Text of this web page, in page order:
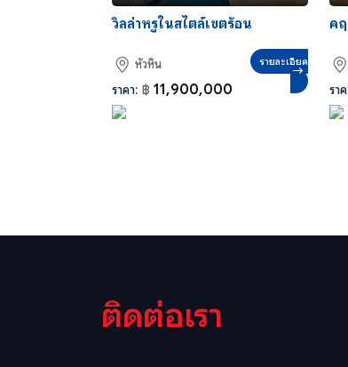
วิลล่าหรูในสไตล์เขตร้อน
หัวหิน
ราคา: ฿ 11,900,000
รายละเอียด
ค
รา
ติดต่อเรา